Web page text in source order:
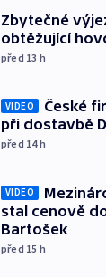
Zbytečné
obtěžující
před 13 h
VIDEO
České
při dostavbě
před 14h
VIDEO
stal cenově
Bartošek
před 15 h